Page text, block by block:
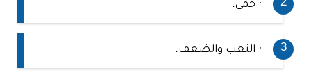
· حمى.
· التعب والضعف.